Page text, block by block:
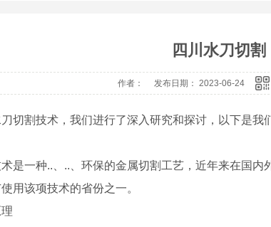
四川水刀切割
作者： 发布日期： 2023-06-24
切割技术，我们进行了深入研究和探讨，以下是我
是一种..、..、环保的金属切割工艺，近年来在国
用该项技术的省份之一。